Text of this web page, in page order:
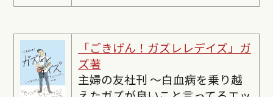
「ごきげん！ガズレレデイズ」ガ
ズ著
主婦の友社刊 〜白血病を乗り越